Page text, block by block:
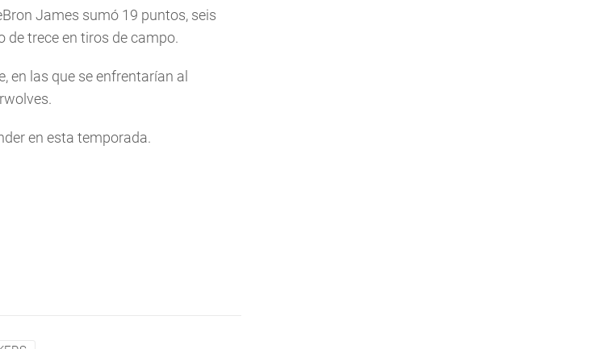
James sumó 19 puntos, seis
de trece en tiros de campo.
en las que se enfrentarían al
en esta temporada.